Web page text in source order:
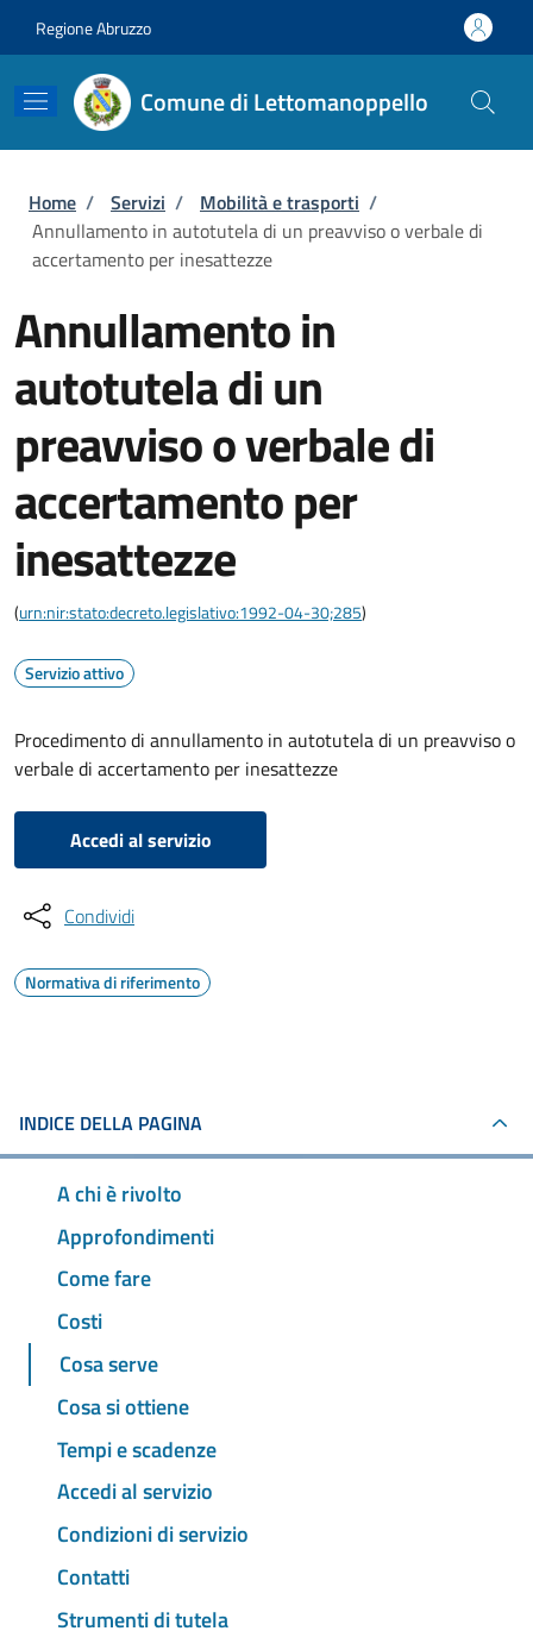
Regione Abruzzo
Comune di Lettomanoppello
Briciole di pane
Home / Servizi / Mobilità e trasporti /
Annullamento in autotutela di un preavviso o verbale di
accertamento per inesattezze
Annullamento in
autotutela di un
preavviso o verbale di
accertamento per
inesattezze
(urn:nir:stato:decreto.legislativo:1992-04-30;285)
Servizio attivo
Procedimento di annullamento in autotutela di un preavviso o
verbale di accertamento per inesattezze
Accedi al servizio
Condividi
Normativa di riferimento
INDICE DELLA PAGINA
A chi è rivolto
Approfondimenti
Come fare
Costi
Cosa serve
Cosa si ottiene
Tempi e scadenze
Accedi al servizio
Condizioni di servizio
Contatti
Strumenti di tutela